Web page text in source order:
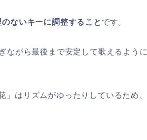
ないキーに調整すること です。
ながら最後まで安定して歌えるように
はリズムがゆったりしているため、